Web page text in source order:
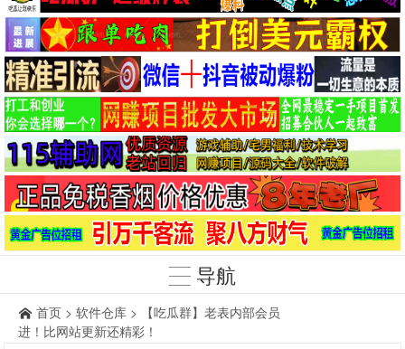
导航
首页 > 软件仓库 > 【吃瓜群】老表内部会员
进！比网站更新还精彩！